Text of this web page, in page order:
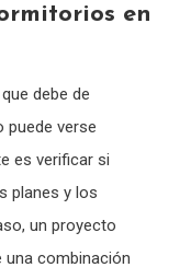
en
debe de
puede verse
es verificar si
planes y los
un proyecto
una combinación